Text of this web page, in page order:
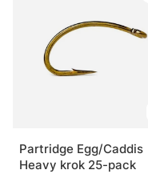
Partridge Egg/Caddis
Heavy krok 25-pack